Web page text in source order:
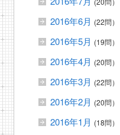
2016年6月 (22問）
2016年5月 (19問）
2016年4月 (20問）
2016年3月 (22問）
2016年2月 (20問）
2016年1月 (18問）